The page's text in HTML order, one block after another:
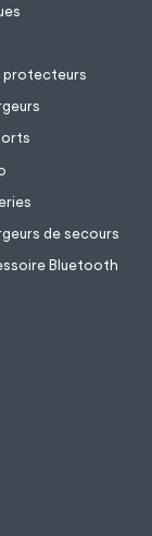
protecteurs
de secours
Bluetooth